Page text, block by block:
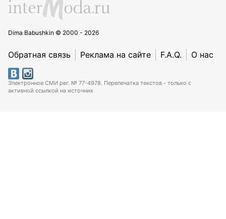
Dima Babushkin © 2000 - 2026
Обратная связь Реклама на сайте F.A.Q. О нас
Электронное СМИ рег. № 77-4978. Перепечатка текстов - только с
активной ссылкой на источник